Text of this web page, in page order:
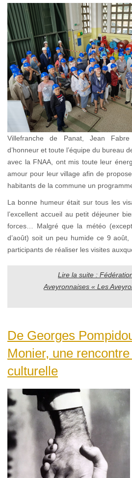
Villefranche de Panat, Jean
d’honneur et toute l’équipe du bureau
avec la FNAA, ont mis toute leur
amour pour leur village afin de
habitants de la commune un
La bonne humeur était sur tous les
l’excellent accueil au petit déjeuner
forces… Malgré que la météo
d’août) soit un peu humide ce 9 août,
participants de réaliser les visites
Lire la suite :
Aveyronnaises « Les
De Georges
Monier, une
culturelle